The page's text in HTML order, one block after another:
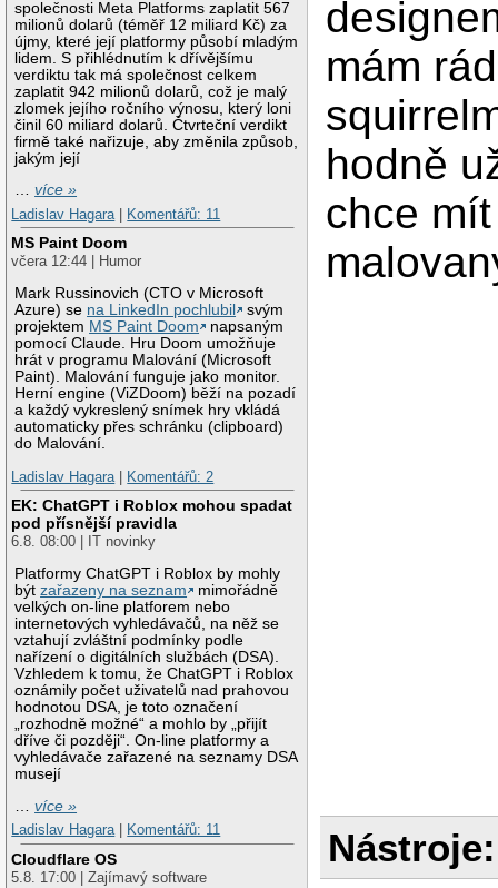
společnosti Meta Platforms zaplatit 567
milionů dolarů (téměř 12 miliard Kč) za
újmy, které její platformy působí mladým
lidem. S přihlédnutím k dřívějšímu
verdiktu tak má společnost celkem
zaplatit 942 milionů dolarů, což je malý
zlomek jejího ročního výnosu, který loni
činil 60 miliard dolarů. Čtvrteční verdikt
firmě také nařizuje, aby změnila způsob,
jakým její
…více »
Ladislav Hagara
Komentářů: 11
MS Paint Doom
včera 12:44 | Humor
Mark Russinovich (CTO v Microsoft
Azure) se na LinkedIn pochlubil
svým
projektem MS Paint Doom
napsaným
pomocí Claude. Hru Doom umožňuje
hrát v programu Malování (Microsoft
Paint). Malování funguje jako monitor.
Herní engine (ViZDoom) běží na pozadí
a každý vykreslený snímek hry vkládá
automaticky přes schránku (clipboard)
do Malování.
Ladislav Hagara
Komentářů: 2
EK: ChatGPT i Roblox mohou spadat
pod přísnější pravidla
6.8. 08:00 | IT novinky
Platformy ChatGPT i Roblox by mohly
býtzařazeny na seznam
mimořádně
velkých on-line platforem nebo
internetových vyhledávačů, na něž se
vztahují zvláštní podmínky podle
nařízení o digitálních službách (DSA).
Vzhledem k tomu, že ChatGPT i Roblox
oznámily počet uživatelů nad prahovou
hodnotou DSA, je toto označení
„rozhodně možné“ a mohlo by „přijít
dříve či později“. On-line platformy a
vyhledávače zařazené na seznamy DSA
musejí
…více »
Ladislav Hagara| Komentářů: 11
Cloudflare OS
5.8. 17:00 | Zajímavý software
mám rád
hodně
chce
Nástroje: